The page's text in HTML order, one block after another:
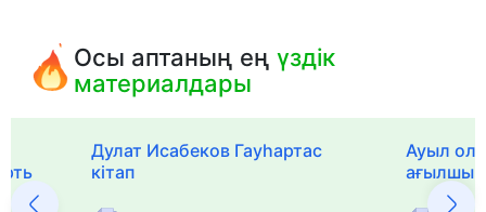
Осы аптаның еңүздік
материалдары
Дулат Исабеков Гауһартас
кітап
Ауыл
ағылшын